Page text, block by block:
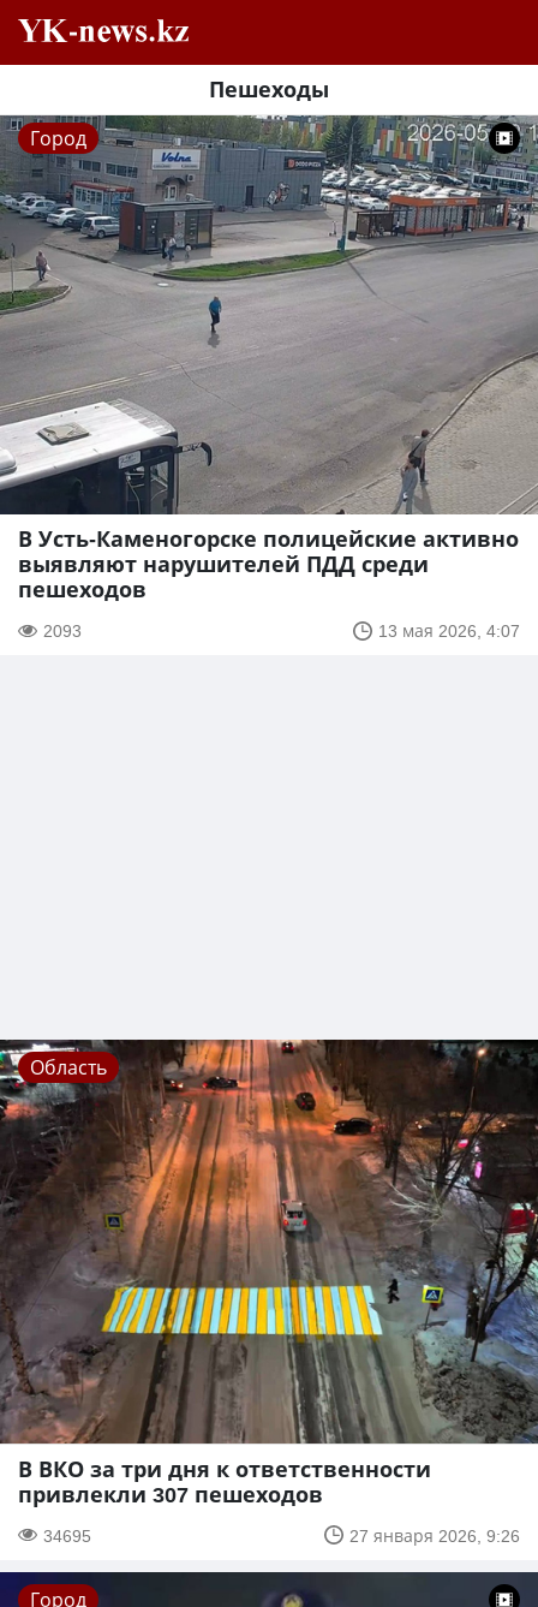
Пешеходы
Город
В Усть-Каменогорске полицейские активно
выявляют нарушителей ПДД среди
пешеходов
2093 13 мая 2026, 4:07
Область
В ВКО за три дня к ответственности
привлекли 307 пешеходов
34695 27 января 2026, 9:26
Город